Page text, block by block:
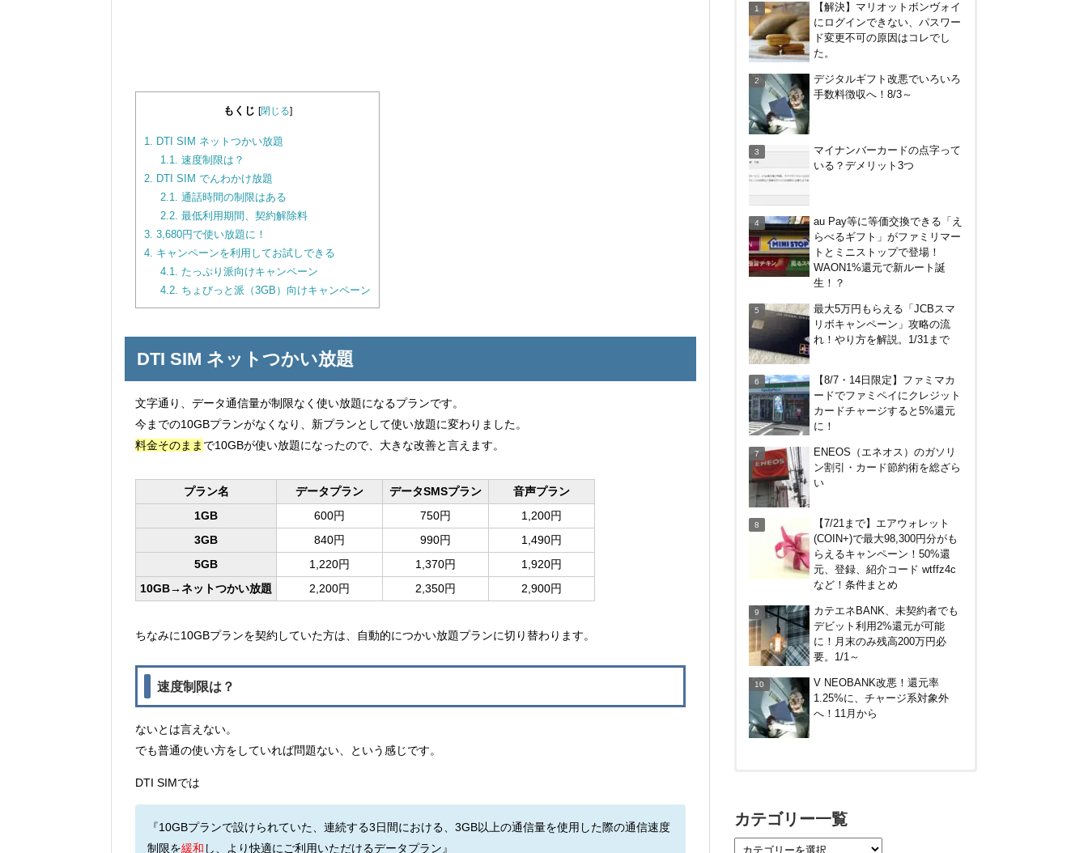
もくじ [閉じる]
1. DTI SIM ネットつかい放題
1.1. 速度制限は？
2. DTI SIM でんわかけ放題
2.1. 通話時間の制限はある
2.2. 最低利用期間、契約解除料
3. 3,680円で使い放題に！
4. キャンペーンを利用してお試しできる
4.1. たっぷり派向けキャンペーン
4.2. ちょびっと派（3GB）向けキャンペーン
DTI SIM ネットつかい放題
文字通り、データ通信量が制限なく使い放題になるプランです。
今までの10GBプランがなくなり、新プランとして使い放題に変わりました。
料金そのまま で10GBが使い放題になったので、大きな改善と言えます。
プラン名 データプラン データSMSプラン
音声プラン
1GB
600円 750円
1,200円
3GB
840円 990円
1,490円
5GB
1,220円 1,370円
1,920円
10GB→ネットつかい放題
2,200円 2,350円 2,900円
ちなみに10GBプランを契約していた方は、自動的につかい放題プランに切り替わります。
速度制限は？
ないとは言えない。
でも普通の使い方をしていれば問題ない、という感じです。
DTI SIMでは
『10GBプランで設けられていた、連続する3日間における、3GB以上の通信量を使用した際の通信速度
制限を緩和 し、より快適にご利用いただけるデータプラン』
のクッション（丸型）を3ヶ月
使ってみた感想
件や使える時間、同伴者人数な
どを紹介
ストコもそれ以外も還元率2%
キャンペーン！2/1～3/31
デビット利用2%還元が可能
に！月末のみ残高200万円必
要。1/1～
デジタルギフト改悪でいろいろ
ク！中小企業店舗の対象店舗
で。～8/31
【解決】マリオットボンヴォイ
にログインできない、パスワー
ド変更不可の原因はコレでし
た。
デジタルギフト改悪でいろいろ
手数料徴収へ！8/3～
マイナンバーカードの点字って
いる？デメリット3つ
au Pay等に等価交換できる「え
らべるギフト」がファミリマー
トとミニストップで登場！
WAON1%還元で新ルート誕
生！？
最大5万円もらえる「JCBスマ
リボキャンペーン」攻略の流
れ！やり方を解説。1/31まで
【8/7・14日限定】ファミマカ
ードでファミペイにクレジット
カードチャージすると5%還元
に！
ENEOS（エネオス）のガソリ
ン割引・カード節約術を総ざら
い
【7/21まで】エアウォレット
(COIN+)で最大98,300円分がも
らえるキャンペーン！50%還
元、登録、紹介コード wtffz4c
など！条件まとめ
カテエネBANK、未契約者でも
デビット利用2%還元が可能
に！月末のみ残高200万円必
要。1/1～
V NEOBANK改悪！還元率
1.25%に、チャージ系対象外
へ！11月から
朝まで
カテゴリー一覧